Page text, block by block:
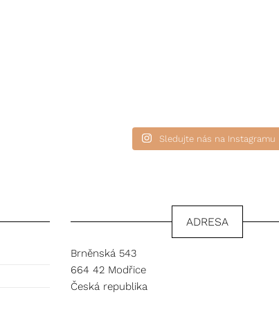
Sledujte nás na Instagramu
ADRESA
Brněnská 543
664 42 Modřice
Česká republika